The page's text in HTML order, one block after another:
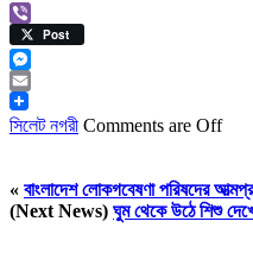
ViberPost
Messenger
Email
সিলেট নগরী Comments are Off
« বাংলাদেশ লোকগবেষণা পরিষদের
(Next News) ঘুম থেকে উঠে শিশু